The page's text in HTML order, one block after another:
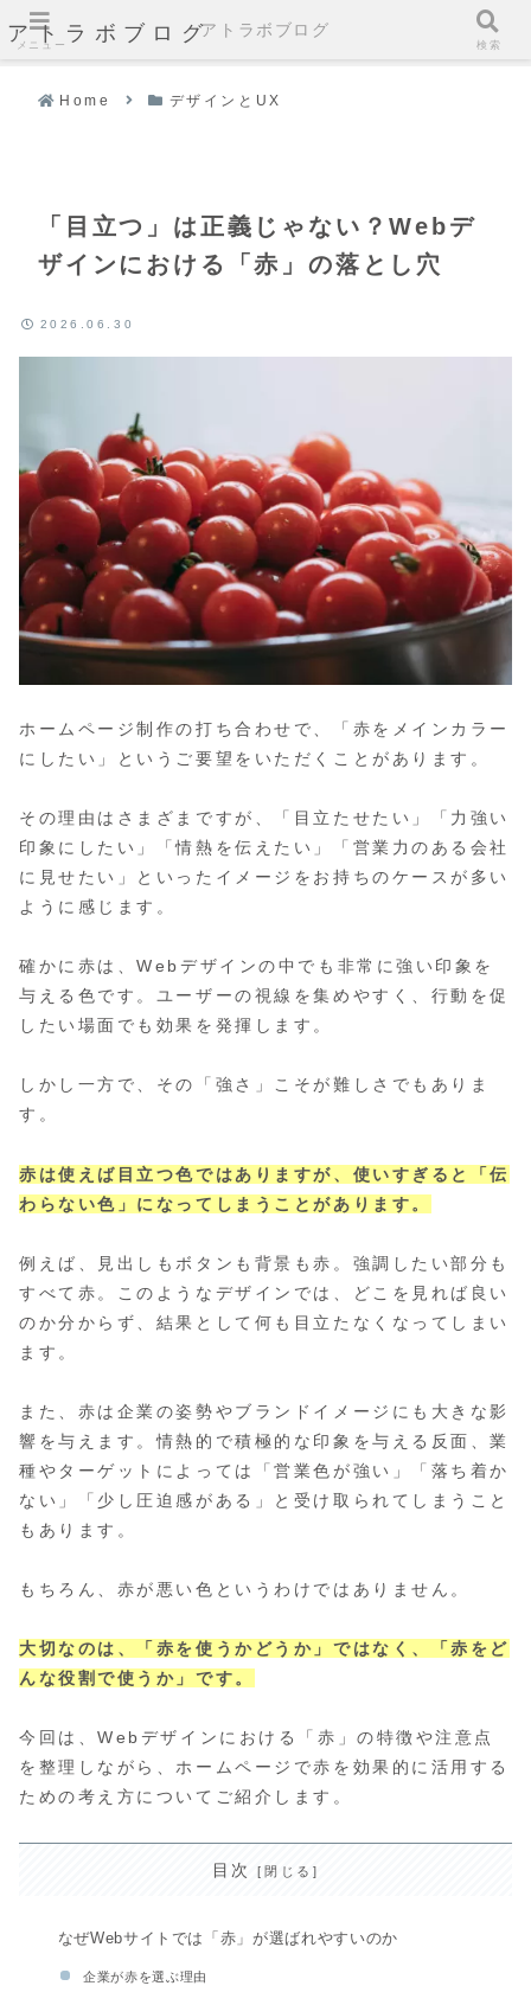
アトラボブログ
Home デザインとUX
「目立つ」は正義じゃない？Webデ
ザインにおける「赤」の落とし穴
2026.06.30
ホームページ制作の打ち合わせで、「赤をメインカラー
にしたい」というご要望をいただくことがあります。
その理由はさまざまですが、「目立たせたい」「力強い
印象にしたい」「情熱を伝えたい」「営業力のある会社
に見せたい」といったイメージをお持ちのケースが多い
ように感じます。
確かに赤は、Webデザインの中でも非常に強い印象を
与える色です。ユーザーの視線を集めやすく、行動を促
したい場面でも効果を発揮します。
しかし一方で、その「強さ」こそが難しさでもありま
す。
赤は使えば目立つ色ではありますが、使いすぎると「伝
わらない色」になってしまうことがあります。
例えば、見出しもボタンも背景も赤。強調したい部分も
すべて赤。このようなデザインでは、どこを見れば良い
のか分からず、結果として何も目立たなくなってしまい
ます。
また、赤は企業の姿勢やブランドイメージにも大きな影
響を与えます。情熱的で積極的な印象を与える反面、業
種やターゲットによっては「営業色が強い」「落ち着か
ない」「少し圧迫感がある」と受け取られてしまうこと
もあります。
もちろん、赤が悪い色というわけではありません。
大切なのは、「赤を使うかどうか」ではなく、「赤をど
んな役割で使うか」です。
今回は、Webデザインにおける「赤」の特徴や注意点
を整理しながら、ホームページで赤を効果的に活用する
ための考え方についてご紹介します。
目次
なぜWebサイトでは「赤」が選ばれやすいのか
企業が赤を選ぶ理由
メニュー
アトラボブログ
検索